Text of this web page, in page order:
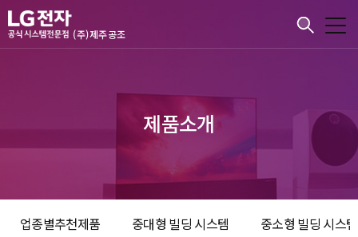
본문바로가기
(주)제주공조
제품소개
업종별추천제품 중대형 빌딩 시스템 중소형 빌딩 시스템